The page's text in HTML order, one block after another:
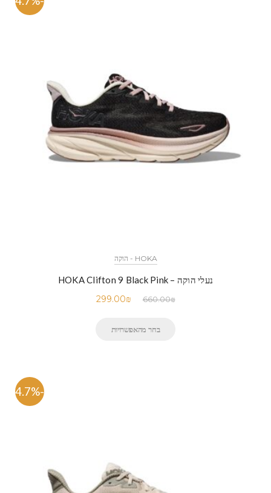
HOKA - הוקה
נעלי הוקה – HOKA Clifton 9 Black Pink
660.00₪
299.00₪
בחר מהאפשרויות
-54.7%